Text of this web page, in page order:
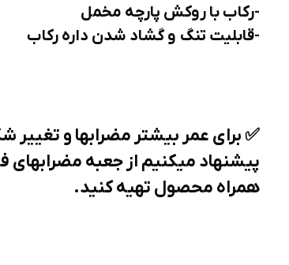
-رکاب با روکش پارچه مخمل
-قابلیت تنگ و گشاد شدن داره رکاب
✅️ برای عمر بیشتر مضرابها و
پیشنهاد میکنیم از جعبه
همراه محصول تهیه کنید.